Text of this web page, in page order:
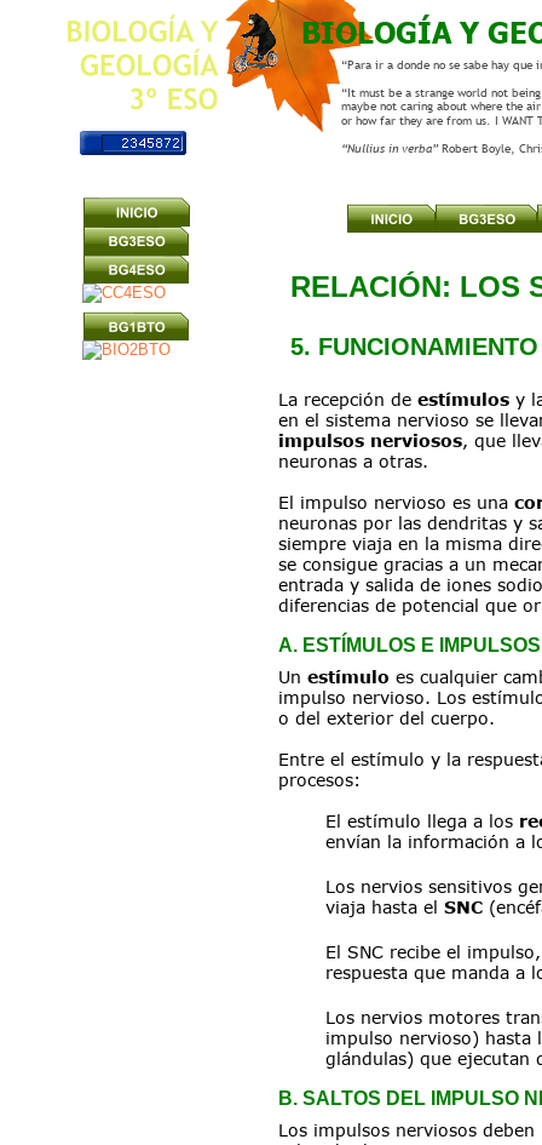
BIOLOGÍA Y
RELACIÓN: LOS
5.
La recepción de estímulos y
en el sistema nervioso se
impulsos nerviosos, que
neuronas a otras.
El impulso nervioso es una
neuronas por las dendritas y
siempre viaja en la misma
se consigue gracias a un
entrada y salida de iones
diferencias de potencial que
A. ESTÍMULOS E IMPULSOS
Un estímulo es cualquier
impulso nervioso. Los
o del exterior del cuerpo.
Entre el estímulo y la
procesos:
El estímulo llega a los
envían la información a
Los nervios sensitivos
viaja hasta el SNC
El SNC recibe el
respuesta que manda a
Los nervios motores
impulso nervioso) hasta
glándulas) que ejecutan
B. SALTOS DEL IMPULSO
Los impulsos nerviosos
“Para ir a donde no se sabe hay que
“It must be a strange world not
maybe not caring about where the
or how far they are from us. I WANT
“Nullius in verba” Robert Boyle,